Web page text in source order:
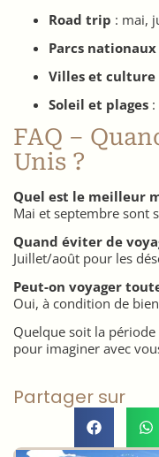
Road trip : mai,
Parcs nationaux
Villes et culture
Soleil et plages
FAQ –
Unis ?
Quel est le meilleur
Mai et septembre sont
Quand éviter de
Juillet/août pour les
Peut-on voyager
Oui, à condition de
Quelque soit la période
pour imaginer avec
Partager sur